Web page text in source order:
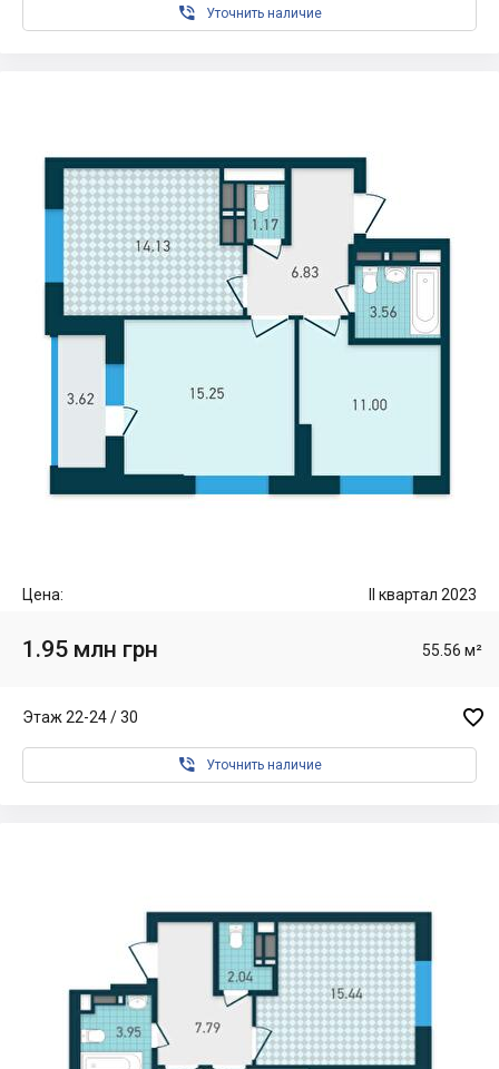
 Уточнить наличие
Цена: II квартал 2023
1.95 млн грн 55.56 м²
Этаж 22-24 / 30 
 Уточнить наличие